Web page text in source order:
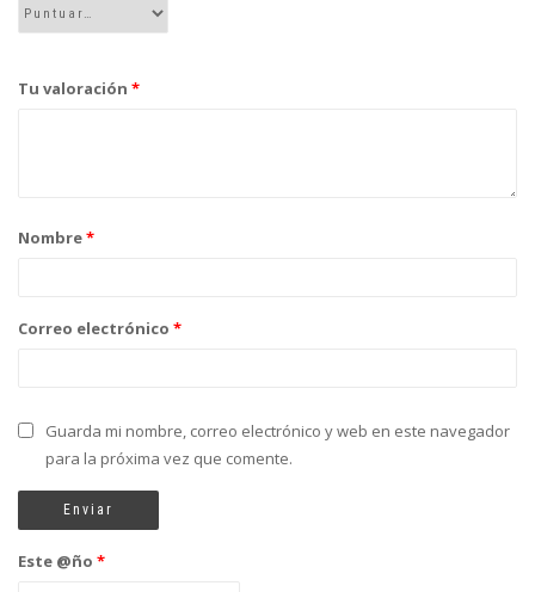
Tu valoración *
Nombre*
Correo electrónico *
Guarda mi nombre, correo electrónico y web en este navegador
para la próxima vez que comente.
Este @ño *